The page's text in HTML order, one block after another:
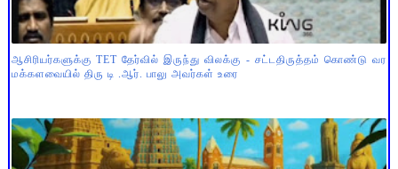
ஆசிரியர்களுக்கு TET தேர்வில் இருந்து விலக்கு - சட்டதிருத்தம் கொண்டு வர
மக்களவையில் திரு டி .ஆர். பாலு அவர்கள் உரை